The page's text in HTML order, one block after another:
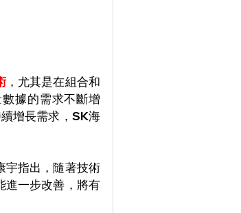
，尤其是在組合和
據的需求不斷增
增長需求，SK海
宇指出，隨著技術
進一步改善，將有